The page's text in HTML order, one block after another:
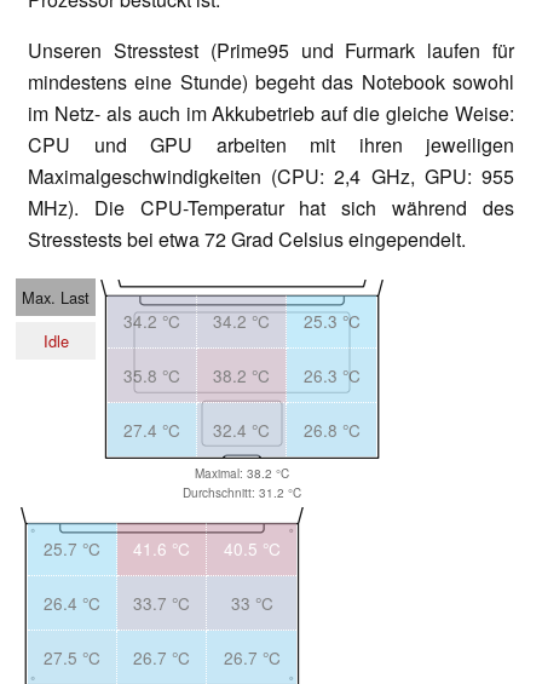
Unseren Stresstest (Prime95 und Furmark laufen für
mindestens eine Stunde) begeht das Notebook sowohl
im Netz- als auch im Akkubetrieb auf die gleiche Weise:
CPU und GPU arbeiten mit ihren jeweiligen
Maximalgeschwindigkeiten (CPU: 2,4 GHz, GPU: 955
MHz). Die CPU-Temperatur hat sich während des
Stresstests bei etwa 72 Grad Celsius eingependelt.
Max. Last
Idle
34.2 °C 34.2 °C 25.3 °C
35.8 °C 38.2 °C 26.3 °C
27.4 °C 32.4 °C 26.8 °C
Maximal: 38.2 °C
Durchschnitt: 31.2 °C
25.7 °C 41.6 °C 40.5 °C
26.4 °C 33.7 °C 33 °C
27.5 °C 26.7 °C 26.7 °C